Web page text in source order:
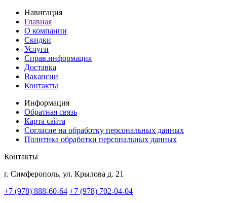
Навигация
Главная
О компании
Скидки
Услуги
Справ.информация
Доставка
Вакансии
Контакты
Информация
Обратная связь
Карта сайта
Согласие на обработку персональных данных
Политика обработки персональных данных
Контакты
г. Симферополь, ул. Крылова д. 21
+7 (978) 888-60-64 +7 (978) 702-04-04